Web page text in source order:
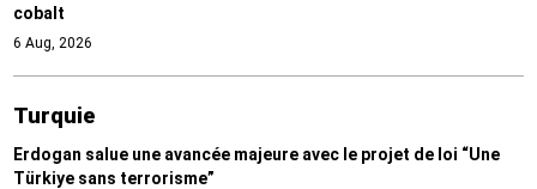
cobalt
6 Aug, 2026
Turquie
Erdogan salue une avancée majeure avec le projet de loi “Une
Türkiye sans terrorisme”